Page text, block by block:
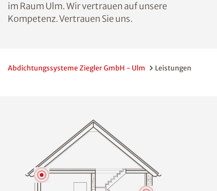
im Raum Ulm. Wir vertrauen auf unsere
Kompetenz. Vertrauen Sie uns.
Abdichtungssysteme Ziegler GmbH - Ulm Leistungen